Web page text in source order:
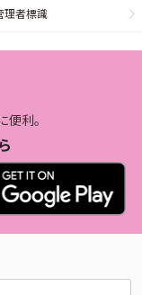
理者標識
利。